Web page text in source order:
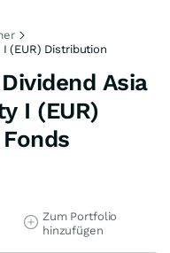
(EUR) Distribution
Asia
I (EUR)
Zum Portfolio
hinzufügen